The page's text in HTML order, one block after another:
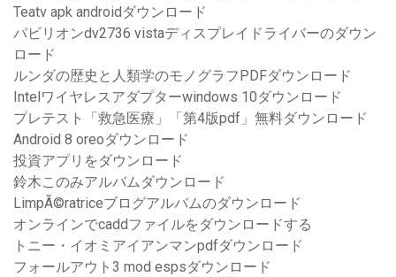
Teatv apk androidダウンロード
パビリオンdv2736 vistaディスプレイドライバーのダウン
ロード
ルンダの歴史と人類学のモノグラフPDFダウンロード
Intelワイヤレスアダプターwindows 10ダウンロード
プレテスト「救急医療」「第4版pdf」無料ダウンロード
Android 8 oreoダウンロード
投資アプリをダウンロード
鈴木このみアルバムダウンロード
LimpÃ©ratriceブログアルバムのダウンロード
オンラインでcaddファイルをダウンロードする
トニー・イオミアイアンマンpdfダウンロード
フォールアウト3 mod espsダウンロード